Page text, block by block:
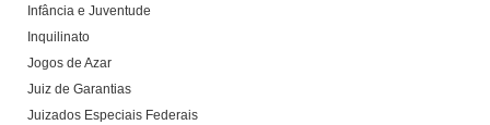
Infância e Juventude
Inquilinato
Jogos de Azar
Juiz de Garantias
Juizados Especiais Federais